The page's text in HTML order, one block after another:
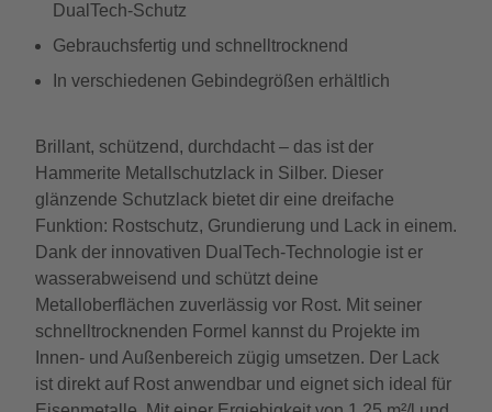
DualTech-Schutz
Gebrauchsfertig und schnelltrocknend
In verschiedenen Gebindegrößen erhältlich
Brillant, schützend, durchdacht – das ist der
Hammerite Metallschutzlack in Silber. Dieser
glänzende Schutzlack bietet dir eine dreifache
Funktion: Rostschutz, Grundierung und Lack in einem.
Dank der innovativen DualTech-Technologie ist er
wasserabweisend und schützt deine
Metalloberflächen zuverlässig vor Rost. Mit seiner
schnelltrocknenden Formel kannst du Projekte im
Innen- und Außenbereich zügig umsetzen. Der Lack
ist direkt auf Rost anwendbar und eignet sich ideal für